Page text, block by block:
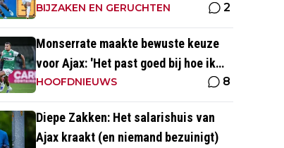
dichtbij de goal'
BIJZAKEN EN GERUCHTEN 2
Monserrate maakte bewuste keuze
voor Ajax: 'Het past goed bij hoe ik
naar voetbal kijk’
HOOFDNIEUWS 8
Diepe Zakken: Het salarishuis van
Ajax kraakt (en niemand bezuinigt)